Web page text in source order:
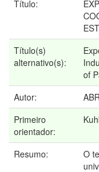
Título:
Título(s)
alternativo(s):
of
Autor:
Primeiro
orientador:
Resumo:
O